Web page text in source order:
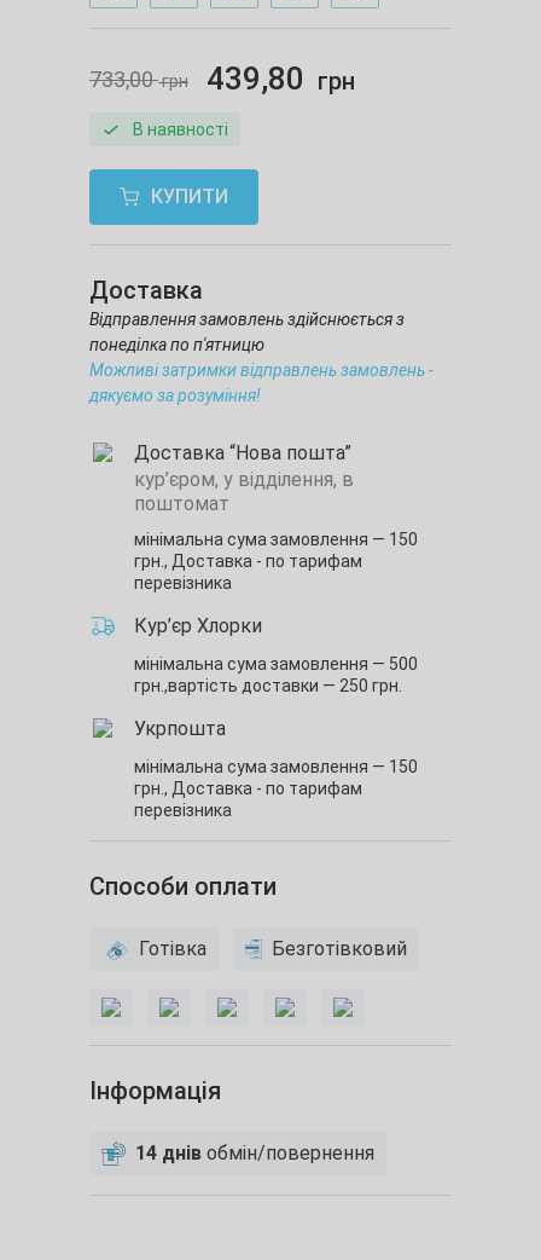
733,00грн 439,80 грн
В наявності
КУПИТИ
Доставка
Відправлення замовлень здійснюється з
понеділка по п'ятницю
Можливі затримки відправлень замовлень -
дякуємо за розуміння!
Доставка “Нова пошта”
кур’єром, у відділення, в
поштомат
мінімальна сума замовлення — 150
грн., Доставка - по тарифам
перевізника
Кур’єр Хлорки
мінімальна сума замовлення — 500
грн.,вартість доставки — 250 грн.
Укрпошта
мінімальна сума замовлення — 150
грн., Доставка - по тарифам
перевізника
Способи оплати
Готівка Безготівковий
Інформація
14 днів обмін/повернення